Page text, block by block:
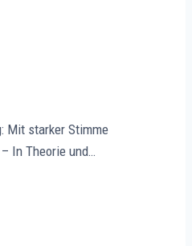
Mit starker Stimme
In Theorie und…